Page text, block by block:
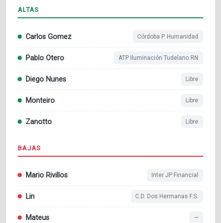
ALTAS
Carlos Gomez Córdoba P. Humanidad
Pablo Otero ATP Iluminación Tudelano RN
Diego Nunes Libre
Monteiro Libre
Zanotto Libre
BAJAS
Mario Rivillos Inter JP Financial
Lin C.D. Dos Hermanas F.S.
Mateus —